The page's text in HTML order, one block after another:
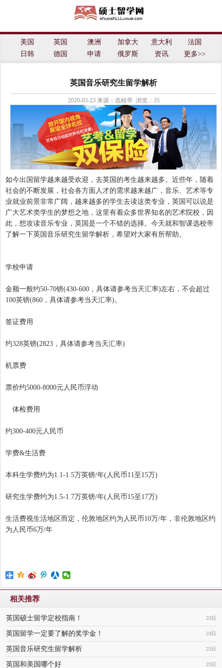
士留学网
美国 英国 澳洲 加拿大 意大利
法国
日韩
德国 申请 俄罗斯 资讯 更多>>
英国音乐研究生留学解析
2020-03-23来源：选校帝 浏览： 35
如今出国留学越来越受欢迎，去英国的考生越来越多。近些年，随着
社会的不断发展，社会各方面人才的需求越来越广，音乐、艺术等专
业就业前景非常广阔，越来越多的学生去读这类专业，英国可以说是
广大艺术类学生的梦想之地，这里有着众多世界知名的艺术院校，因
此，想攻读音乐专业，英国是一个不错的选择。今天就和智课选校帝
了解一下英国音乐研究生留学解析，希望对大家有所帮助。
学校申请
金额一般约50-70镑(430-600，具体请参考当天汇率)左右，不会超过
100英镑(860，具体请参考当天汇率)。
签证费用
约328英镑(2823，具体请参考当天汇率)
机票费
票价约5000-8000元人民币浮动
体检费用
约300-400元人民币
学费&生活费
本科生学费约为1.1-1.5万英镑/年(人民币11至15万)
研究生学费约为1.5-1.7万英镑/年(人民币15至17万)
生活费视生活地区而定，伦敦地区约为人民币10万/年，非伦敦地区约
为人民币6万/年
相关推荐
英国硕士留学定校指南！ 23日
英国留学一定要了解的奖学金！ 23日
英国音乐研究生留学解析 23日
英国和美国哪个好 23日